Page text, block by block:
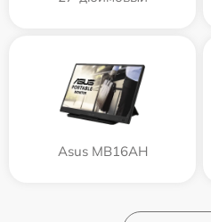
Asus MB16AH